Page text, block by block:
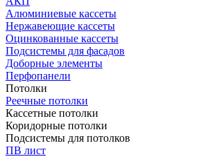
Алюминиевые кассеты
Нержавеющие кассеты
Оцинкованные кассеты
Подсистемы для фасадов
Доборные элементы
Перфопанели
Потолки
Реечные потолки
Кассетные потолки
Коридорные потолки
Подсистемы для потолков
ПВ лист